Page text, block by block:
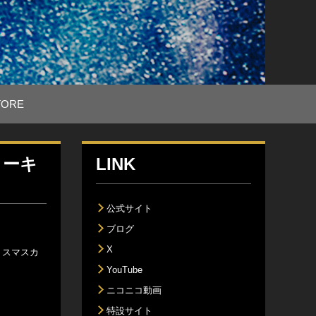
キ
マスカ
LINK
公式サイト
ブログ
X
YouTube
ニコニコ動画
特設サイト